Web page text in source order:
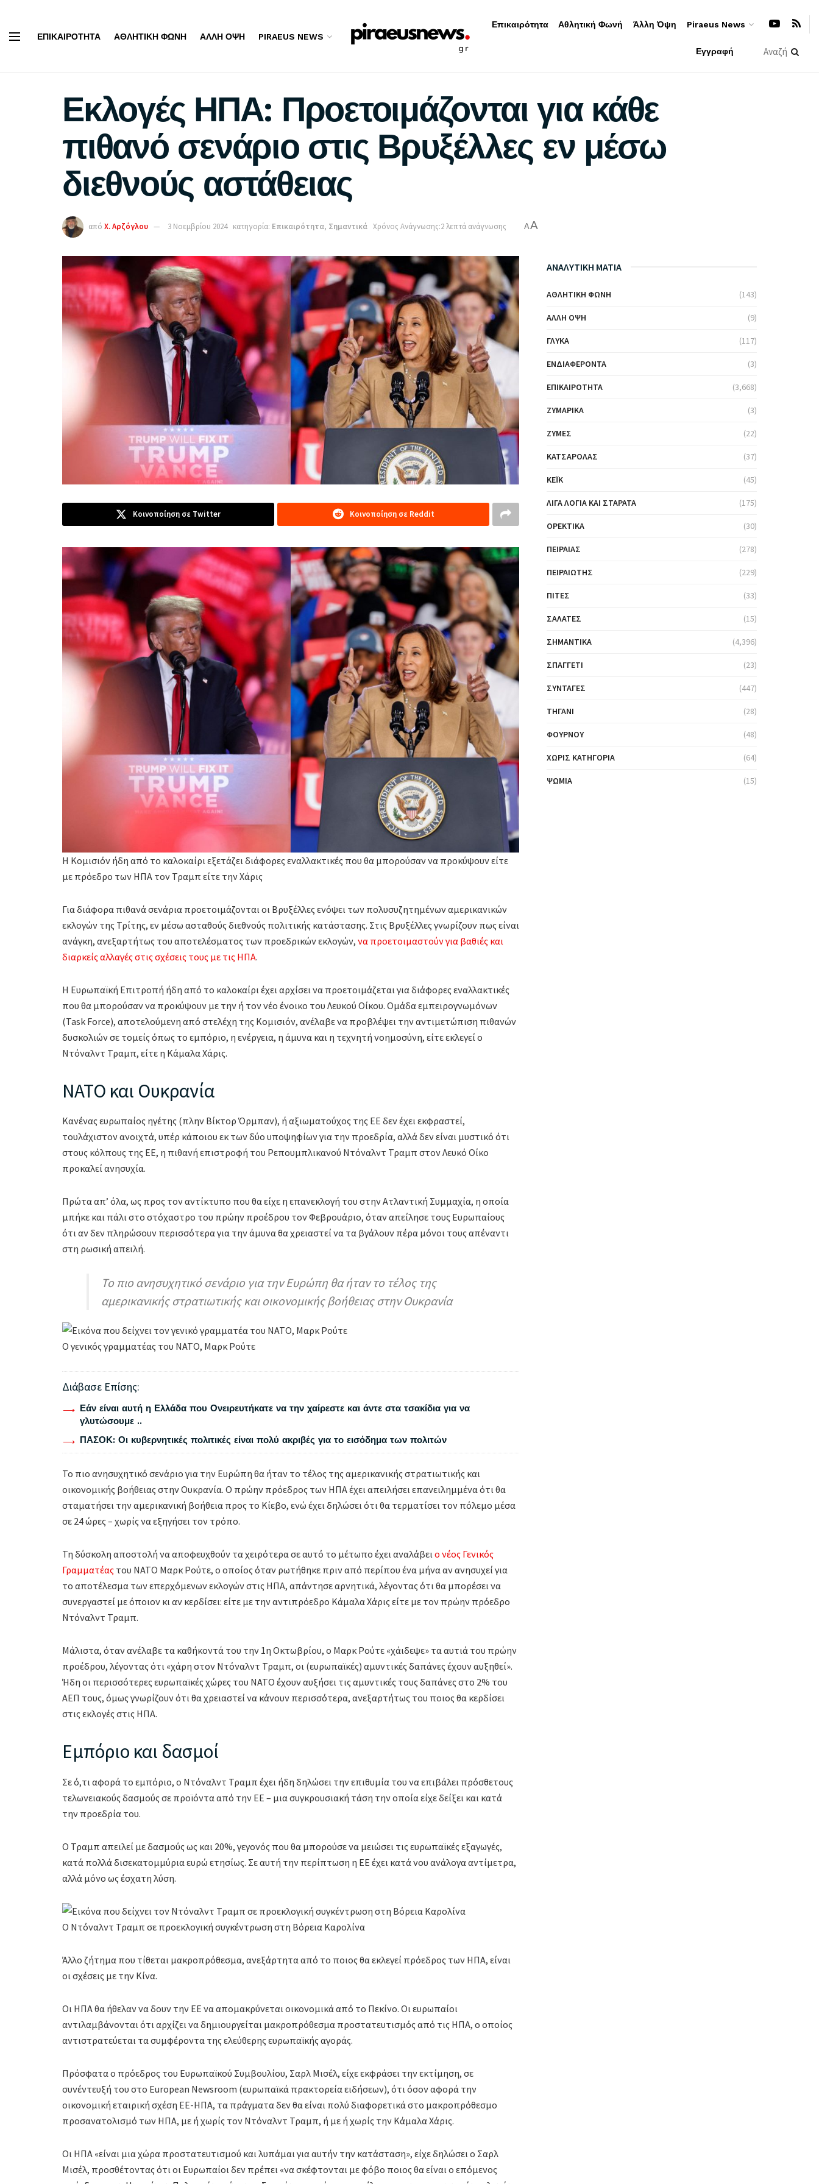
ΕΠΙΚΑΙΡΌΤΗΤΑ ΑΘΛΗΤΙΚΉ ΦΩΝΉ ΆΛΛΗ ΌΨΗ PIRAEUS NEWS
Επικαιρότητα Αθλητική Φωνή Άλλη Όψη Piraeus News
Εγγραφή
Εκλογές ΗΠΑ: Προετοιμάζονται για κάθε
πιθανό σενάριο στις Βρυξέλλες εν μέσω
διεθνούς αστάθειας
από Χ. Αρζόγλου 3 Νοεμβρίου 2024 κατηγορία: Επικαιρότητα, Σημαντικά Χρόνος Ανάγνωσης:2 λεπτά ανάγνωσης AA
Κοινοποίηση σε Twitter Κοινοποίηση σε Reddit
Η Κομισιόν ήδη από το καλοκαίρι εξετάζει διάφορες εναλλακτικές που θα μπορούσαν να προκύψουν είτε
με πρόεδρο των ΗΠΑ τον Τραμπ είτε την Χάρις
Για διάφορα πιθανά σενάρια προετοιμάζονται οι Βρυξέλλες ενόψει των πολυσυζητημένων αμερικανικών
εκλογών της Τρίτης, εν μέσω ασταθούς διεθνούς πολιτικής κατάστασης. Στις Βρυξέλλες γνωρίζουν πως είναι
ανάγκη, ανεξαρτήτως του αποτελέσματος των προεδρικών εκλογών, να προετοιμαστούν για βαθιές και
διαρκείς αλλαγές στις σχέσεις τους με τις ΗΠΑ.
Η Ευρωπαϊκή Επιτροπή ήδη από το καλοκαίρι έχει αρχίσει να προετοιμάζεται για διάφορες εναλλακτικές
που θα μπορούσαν να προκύψουν με την ή τον νέο ένοικο του Λευκού Οίκου. Ομάδα εμπειρογνωμόνων
(Task Force), αποτελούμενη από στελέχη της Κομισιόν, ανέλαβε να προβλέψει την αντιμετώπιση πιθανών
δυσκολιών σε τομείς όπως το εμπόριο, η ενέργεια, η άμυνα και η τεχνητή νοημοσύνη, είτε εκλεγεί ο
Ντόναλντ Τραμπ, είτε η Κάμαλα Χάρις.
ΝΑΤΟ και Ουκρανία
Κανένας ευρωπαίος ηγέτης (πλην Βίκτορ Όρμπαν), ή αξιωματούχος της ΕΕ δεν έχει εκφραστεί,
τουλάχιστον ανοιχτά, υπέρ κάποιου εκ των δύο υποψηφίων για την προεδρία, αλλά δεν είναι μυστικό ότι
στους κόλπους της ΕΕ, η πιθανή επιστροφή του Ρεπουμπλικανού Ντόναλντ Τραμπ στον Λευκό Οίκο
προκαλεί ανησυχία.
Πρώτα απ’ όλα, ως προς τον αντίκτυπο που θα είχε η επανεκλογή του στην Ατλαντική Συμμαχία, η οποία
μπήκε και πάλι στο στόχαστρο του πρώην προέδρου τον Φεβρουάριο, όταν απείλησε τους Ευρωπαίους
ότι αν δεν πληρώσουν περισσότερα για την άμυνα θα χρειαστεί να τα βγάλουν πέρα μόνοι τους απέναντι
στη ρωσική απειλή.
Το πιο ανησυχητικό σενάριο για την Ευρώπη θα ήταν το τέλος της
αμερικανικής στρατιωτικής και οικονομικής βοήθειας στην Ουκρανία
Ο γενικός γραμματέας του ΝΑΤΟ, Μαρκ Ρούτε
Διάβασε Επίσης:
Εάν είναι αυτή η Ελλάδα που Ονειρευτήκατε να την χαίρεστε και άντε στα τσακίδια για να
γλυτώσουμε ..
ΠΑΣΟΚ: Οι κυβερνητικές πολιτικές είναι πολύ ακριβές για το εισόδημα των πολιτών
Το πιο ανησυχητικό σενάριο για την Ευρώπη θα ήταν το τέλος της αμερικανικής στρατιωτικής και
οικονομικής βοήθειας στην Ουκρανία. Ο πρώην πρόεδρος των ΗΠΑ έχει απειλήσει επανειλημμένα ότι θα
σταματήσει την αμερικανική βοήθεια προς το Κίεβο, ενώ έχει δηλώσει ότι θα τερματίσει τον πόλεμο μέσα
σε 24 ώρες – χωρίς να εξηγήσει τον τρόπο.
Τη δύσκολη αποστολή να αποφευχθούν τα χειρότερα σε αυτό το μέτωπο έχει αναλάβειο νέος Γενικός
Γραμματέας του ΝΑΤΟ Μαρκ Ρούτε, ο οποίος όταν ρωτήθηκε πριν από περίπου ένα μήνα αν ανησυχεί για
το αποτέλεσμα των επερχόμενων εκλογών στις ΗΠΑ, απάντησε αρνητικά, λέγοντας ότι θα μπορέσει να
συνεργαστεί με όποιον κι αν κερδίσει: είτε με την αντιπρόεδρο Κάμαλα Χάρις είτε με τον πρώην πρόεδρο
Ντόναλντ Τραμπ.
Μάλιστα, όταν ανέλαβε τα καθήκοντά του την 1η Οκτωβρίου, ο Μαρκ Ρούτε «χάιδεψε» τα αυτιά του πρώην
προέδρου, λέγοντας ότι «χάρη στον Ντόναλντ Τραμπ, οι (ευρωπαϊκές) αμυντικές δαπάνες έχουν αυξηθεί».
Ήδη οι περισσότερες ευρωπαϊκές χώρες του ΝΑΤΟ έχουν αυξήσει τις αμυντικές τους δαπάνες στο 2% του
ΑΕΠ τους, όμως γνωρίζουν ότι θα χρειαστεί να κάνουν περισσότερα, ανεξαρτήτως του ποιος θα κερδίσει
στις εκλογές στις ΗΠΑ.
Εμπόριο και δασμοί
Σε ό,τι αφορά το εμπόριο, ο Ντόναλντ Τραμπ έχει ήδη δηλώσει την επιθυμία του να επιβάλει πρόσθετους
τελωνειακούς δασμούς σε προϊόντα από την ΕΕ – μια συγκρουσιακή τάση την οποία είχε δείξει και κατά
την προεδρία του.
Ο Τραμπ απειλεί με δασμούς ως και 20%, γεγονός που θα μπορούσε να μειώσει τις ευρωπαϊκές εξαγωγές,
κατά πολλά δισεκατομμύρια ευρώ ετησίως. Σε αυτή την περίπτωση η ΕΕ έχει κατά νου ανάλογα αντίμετρα,
αλλά μόνο ως έσχατη λύση.
Ο Ντόναλντ Τραμπ σε προεκλογική συγκέντρωση στη Βόρεια Καρολίνα
Άλλο ζήτημα που τίθεται μακροπρόθεσμα, ανεξάρτητα από το ποιος θα εκλεγεί πρόεδρος των ΗΠΑ, είναι
οι σχέσεις με την Κίνα.
Οι ΗΠΑ θα ήθελαν να δουν την ΕΕ να απομακρύνεται οικονομικά από το Πεκίνο. Οι ευρωπαίοι
αντιλαμβάνονται ότι αρχίζει να δημιουργείται μακροπρόθεσμα προστατευτισμός από τις ΗΠΑ, ο οποίος
αντιστρατεύεται τα συμφέροντα της ελεύθερης ευρωπαϊκής αγοράς.
Πρόσφατα ο πρόεδρος του Ευρωπαϊκού Συμβουλίου, Σαρλ Μισέλ, είχε εκφράσει την εκτίμηση, σε
συνέντευξή του στο European Newsroom (ευρωπαϊκά πρακτορεία ειδήσεων), ότι όσον αφορά την
οικονομική εταιρική σχέση ΕΕ-ΗΠΑ, τα πράγματα δεν θα είναι πολύ διαφορετικά στο μακροπρόθεσμο
προσανατολισμό των ΗΠΑ, με ή χωρίς τον Ντόναλντ Τραμπ, ή με ή χωρίς την Κάμαλα Χάρις.
Οι ΗΠΑ «είναι μια χώρα προστατευτισμού και λυπάμαι για αυτήν την κατάσταση», είχε δηλώσει ο Σαρλ
Μισέλ, προσθέτοντας ότι οι Ευρωπαίοι δεν πρέπει «να σκέφτονται με φόβο ποιος θα είναι ο επόμενος
ΑΝΑΛΥΤΙΚΗ ΜΑΤΙΑ
ΑΘΛΗΤΙΚΉ ΦΩΝΉ (143)
ΆΛΛΗ ΌΨΗ (9)
ΓΛΥΚΆ (117)
ΕΝΔΙΑΦΈΡΟΝΤΑ (3)
ΕΠΙΚΑΙΡΌΤΗΤΑ (3,668)
ΖΥΜΑΡΙΚΆ (3)
ΖΎΜΕΣ (22)
ΚΑΤΣΑΡΌΛΑΣ (37)
ΚΈΙΚ (45)
ΛΊΓΑ ΛΌΓΙΑ ΚΑΙ ΣΤΑΡΆΤΑ (175)
ΟΡΕΚΤΙΚΆ (30)
ΠΕΙΡΑΙΆΣ (278)
ΠΕΙΡΑΙΏΤΗΣ (229)
ΠΊΤΕΣ (33)
ΣΑΛΆΤΕΣ (15)
ΣΗΜΑΝΤΙΚΆ (4,396)
ΣΠΑΓΓΈΤΙ (23)
ΣΥΝΤΑΓΈΣ (447)
ΤΗΓΆΝΙ (28)
ΦΟΎΡΝΟΥ (48)
ΧΩΡΊΣ ΚΑΤΗΓΟΡΊΑ (64)
ΨΩΜΙΆ (15)